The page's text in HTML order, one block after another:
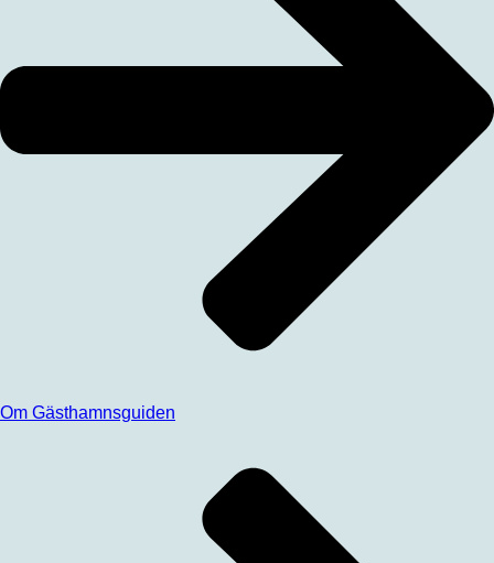
Om Gästhamnsguiden